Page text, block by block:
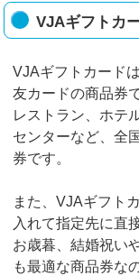
VJAギフトカ
VJAギフトカード
友カードの商品券
レストラン、ホテ
センターなど、全
券です。
また、VJAギフト
入れて指定先に直
お歳暮、結婚祝い
も最適な商品券な